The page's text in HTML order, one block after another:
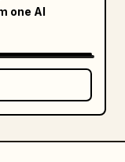
one AI